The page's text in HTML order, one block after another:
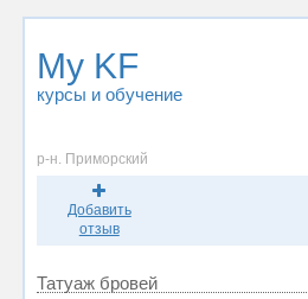
My KF
курсы и обучение
р-н. Приморский
Добавить
отзыв
Татуаж бровей